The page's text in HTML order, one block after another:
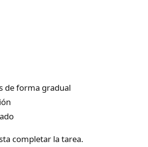
de forma gradual
completar la tarea.